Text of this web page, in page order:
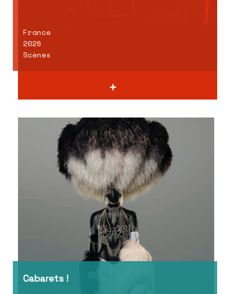
France
2026
Scènes
Cabarets !